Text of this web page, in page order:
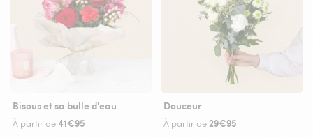
Bisous et sa bulle d'eau
À partir de41€95
Douceur
À partir de 29€95